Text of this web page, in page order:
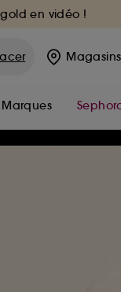
en vidéo !
Magasins
Marques